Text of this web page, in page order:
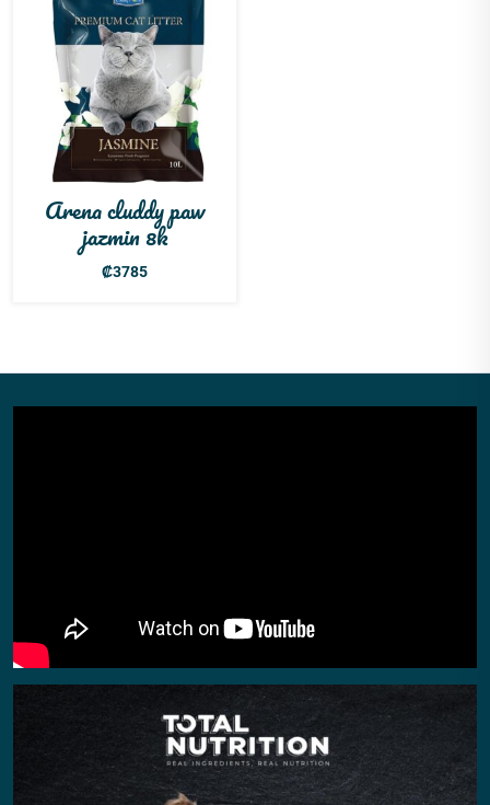
Arena cluddy paw
jazmin 8k
₡3785